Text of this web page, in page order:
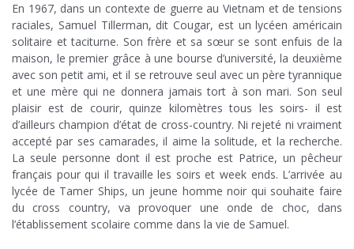
En 1967, dans un contexte de guerre au Vietnam et de tensions
raciales, Samuel Tillerman, dit Cougar, est un lycéen américain
solitaire et taciturne. Son frère et sa sœur se sont enfuis de la
maison, le premier grâce à une bourse d’université, la deuxième
avec son petit ami, et il se retrouve seul avec un père tyrannique
et une mère qui ne donnera jamais tort à son mari. Son seul
plaisir est de courir, quinze kilomètres tous les soirs- il est
d’ailleurs champion d’état de cross-country. Ni rejeté ni vraiment
accepté par ses camarades, il aime la solitude, et la recherche.
La seule personne dont il est proche est Patrice, un pêcheur
français pour qui il travaille les soirs et week ends. L’arrivée au
lycée de Tamer Ships, un jeune homme noir qui souhaite faire
du cross country, va provoquer une onde de choc, dans
l’établissement scolaire comme dans la vie de Samuel.